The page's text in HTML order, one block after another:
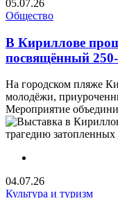
05.07.26
Общество
В Кириллове
посвящённый
На городском пляже
молодёжи,
Мероприятие
04.07.26
Культура и туризм